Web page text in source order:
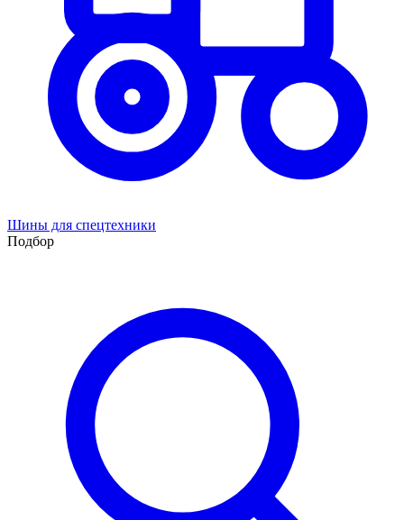
Шины для спецтехники
Подбор